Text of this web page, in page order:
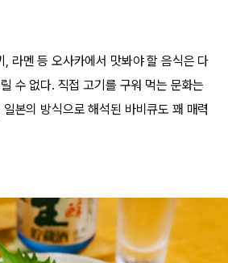
, 라멘 등 오사카에서 맛봐야 할 음식은 다
수 없다. 직접 고기를 구워 먹는 문화는
본의 방식으로 해석된 바비큐도 꽤 매력